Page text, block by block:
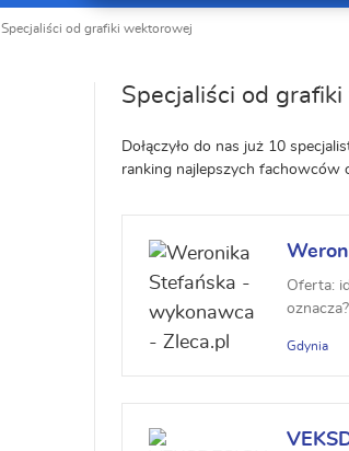
Specjaliści od grafiki wektorowej
Specjaliści od
Dołączyło do nas już 10
ranking najlepszych
Oferta:
Gdynia